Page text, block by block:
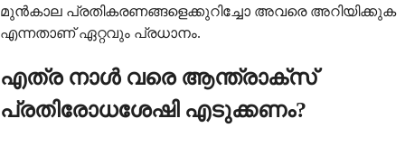
മുൻകാല പ്രതികരണങ്ങളെക്കുറിച്ചോ അവരെ അറിയിക്കുക
എന്നതാണ് ഏറ്റവും പ്രധാനം.
എത്ര നാൾ വരെ ആന്ത്രാക്സ്
പ്രതിരോധശേഷി എടുക്കണം?